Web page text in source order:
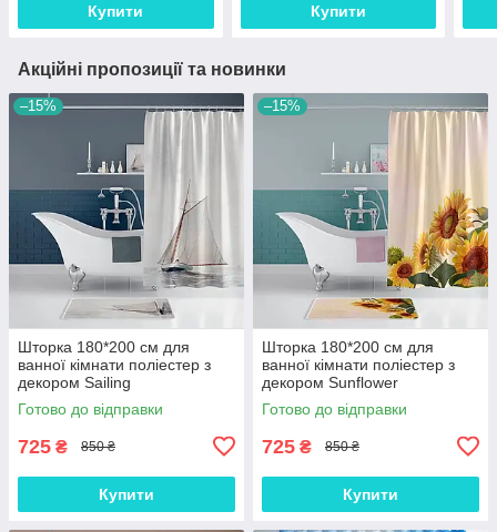
Купити Купити
Акційні пропозиції та новинки
–15%
Шторка 180*200 см для
ванної кімнати поліестер з
декором Sailing
Готово до відправки
725 ₴ 850 ₴
Купити
–15%
Шторка 180*200 см для
ванної кімнати поліестер з
декором Sunflower
Готово до відправки
725 ₴ 850 ₴
Купити